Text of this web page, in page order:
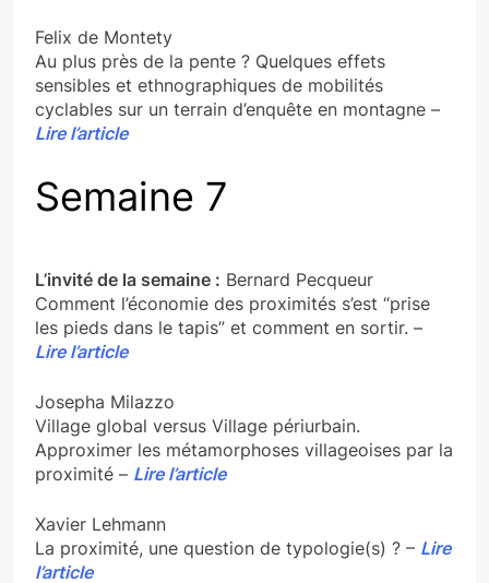
Felix de Montety
Au plus près de la pente ? Quelques effets
sensibles et ethnographiques de mobilités
cyclables sur un terrain d’enquête en montagne –
Lire l’article
Semaine 7
L’invité de la semaine : Bernard Pecqueur
Comment l’économie des proximités s’est “prise
les pieds dans le tapis” et comment en sortir. –
Lire l’article
Josepha Milazzo
Village global versus Village périurbain.
Approximer les métamorphoses villageoises par la
proximité – Lire l’article
Xavier Lehmann
La proximité, une question de typologie(s) ? – Lire
l’article